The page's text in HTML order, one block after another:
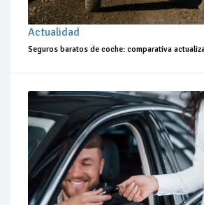
Actualidad
Seguros baratos de coche: comparativa